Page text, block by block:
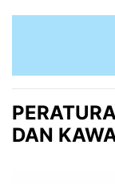
DAN